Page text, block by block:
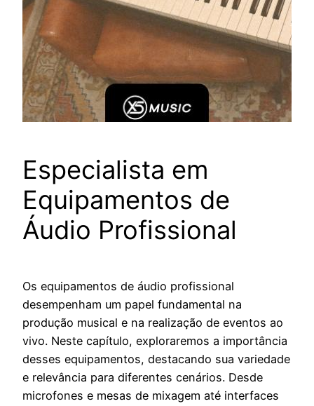
Especialista em
Equipamentos de
Áudio Profissional
Os equipamentos de áudio profissional
desempenham um papel fundamental na
produção musical e na realização de eventos ao
vivo. Neste capítulo, exploraremos a importância
desses equipamentos, destacando sua variedade
e relevância para diferentes cenários. Desde
microfones e mesas de mixagem até interfaces